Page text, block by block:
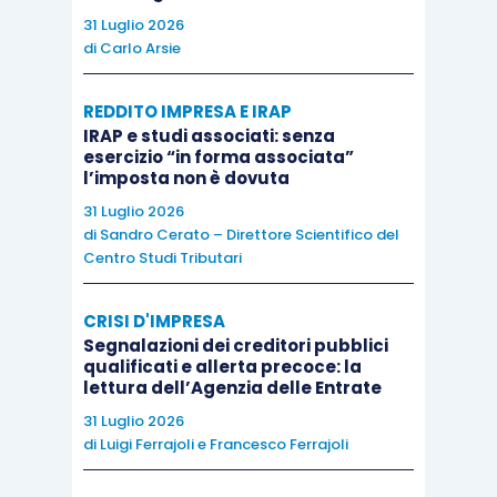
“Integrazione del Regolamento sulla
Tassonomia”
informazioni).
Il 2023 è stato caratterizzato da
stepsdel percorso relativo al Reporting della
“Sostenibilità”.
Il Primo, con l’entrata in vigore, a far data dal
5.1.2023, dellaDirettiva UE 2022/2464
“Corporate Sustainability Reporting Directive –
più dettagliati per quanto riguarda la
rendicontazione societaria di sostenibilità).
31 Luglio 2026
di Carlo Arsie
REDDITO IMPRESA E IRAP
IRAP e studi associati: senza
esercizio “in forma associata”
l’imposta non è dovuta
31 Luglio 2026
di Sandro Cerato – Direttore Scientifico del
Centro Studi Tributari
CRISI D'IMPRESA
Segnalazioni dei creditori pubblici
qualificati e allerta precoce: la
lettura dell’Agenzia delle Entrate
31 Luglio 2026
di Luigi Ferrajolie Francesco Ferrajoli